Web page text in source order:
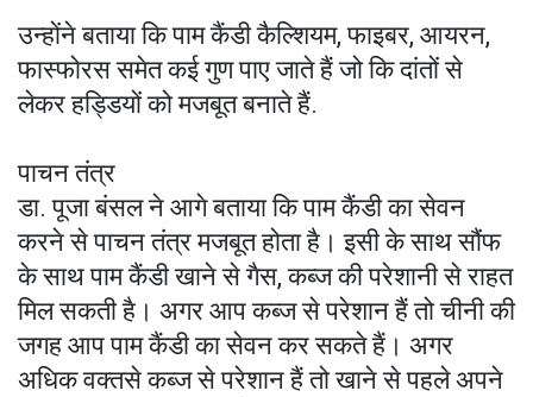
उन्होंने बताया कि पाम कैंडी कैल्शियम, फाइबर, आयरन,
फास्फोरस समेत कई गुण पाए जाते हैं जो कि दांतों से
लेकर हड्डियों को मजबूत बनाते हैं.
पाचन तंत्र
डा. पूजा बंसल ने आगे बताया कि पाम कैंडी का सेवन
करने से पाचन तंत्र मजबूत होता है। इसी के साथ सौंफ
के साथ पाम कैंडी खाने से गैस, कब्ज की परेशानी से राहत
मिल सकती है। अगर आप कब्ज से परेशान हैं तो चीनी की
जगह आप पाम कैंडी का सेवन कर सकते हैं। अगर
अधिक वक्तसे कब्ज से परेशान हैं तो खाने से पहले अपने